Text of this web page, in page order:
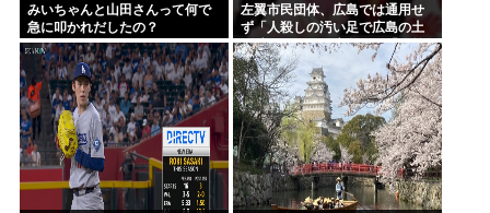
みいちゃんと山田さんって何で
急に叩かれだしたの？
左翼市民団体、広島では通用せ
ず「人殺しの汚い足で広島の土
を踏むな！」→広島県民「お前
らの方が汚いんじゃ！」「ワシ
らが広島県民じゃ」